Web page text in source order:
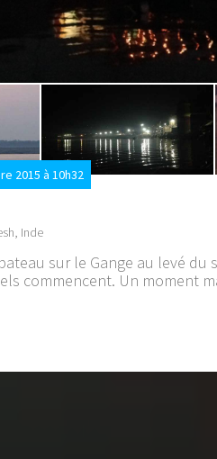
2015 à 10h32
Inde
sur le Gange au levé du
commencent. Un moment